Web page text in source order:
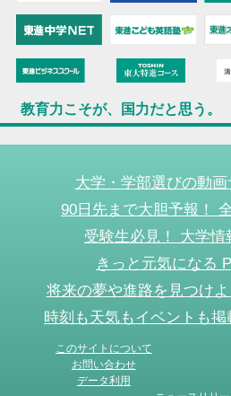
教育力こそが、国力だと思う。
大学・学部選びの動
90日先まで大胆予報！
受験生必見！ 大学情
きっと元気になる
将来の夢や進路を見つけ
時刻も天気もイベントも
このサイトについて
お問い合わせ
データ利用